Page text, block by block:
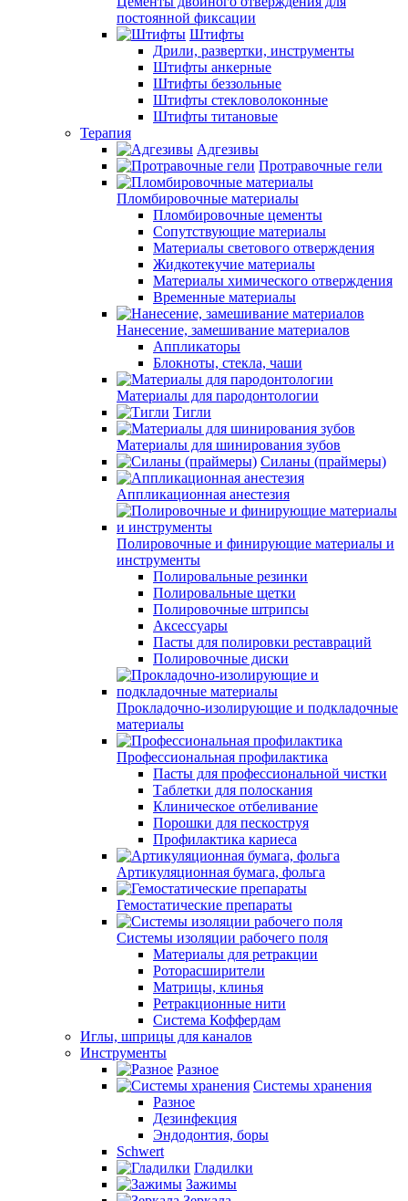
постоянной фиксации
Штифты
Дрили, развертки, инструменты
Штифты анкерные
Штифты беззольные
Штифты стекловолоконные
Штифты титановые
Терапия
Адгезивы
Протравочные гели
Пломбировочные материалы
Пломбировочные цементы
Сопутствующие материалы
Материалы светового отверждения
Жидкотекучие материалы
Материалы химического отверждения
Временные материалы
Нанесение, замешивание материалов
Аппликаторы
Блокноты, стекла, чаши
Материалы для пародонтологии
Тигли
Материалы для шинирования зубов
Силаны (праймеры)
Аппликационная анестезия
Полировочные и финирующие материалы и
инструменты
Полировальные резинки
Полировальные щетки
Полировочные штрипсы
Аксессуары
Пасты для полировки реставраций
Полировочные диски
Прокладочно-изолирующие и подкладочные
материалы
Профессиональная профилактика
Пасты для профессиональной чистки
Таблетки для полоскания
Клиническое отбеливание
Порошки для пескоструя
Профилактика кариеса
Артикуляционная бумага, фольга
Гемостатические препараты
Системы изоляции рабочего поля
Материалы для ретракции
Роторасширители
Матрицы, клинья
Ретракционные нити
Система Коффердам
Иглы, шприцы для каналов
Инструменты
Разное
Системы хранения
Разное
Дезинфекция
Эндодонтия, боры
Schwert
Гладилки
Зажимы